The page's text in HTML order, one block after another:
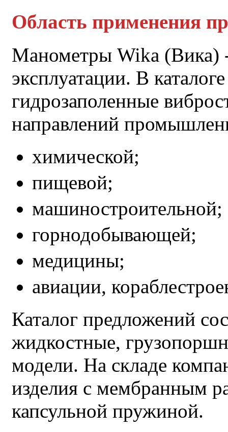
Область применения
Манометры Wika (Вика) -
эксплуатации. В
гидрозаполенные
направлений
химической;
пищевой;
машиностроительной;
горнодобывающей;
медицины;
авиации,
Каталог предложений
жидкостные,
модели. На складе
изделия с мембранным
капсульной пружиной.